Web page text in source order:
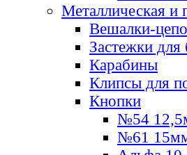
Металлическая и
Вешалки-
Застежки для
Карабины
Клипсы для
Кнопки
№54
№61